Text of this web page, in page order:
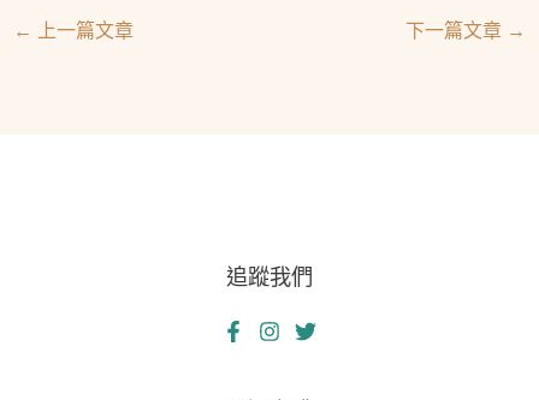
← 上一篇文章 下一篇文章 →
追蹤我們